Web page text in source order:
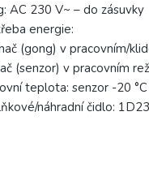
AC 230 V~ – do zásuvky
energie:
(gong) v pracovním/
(senzor) v pracovním
teplota: senzor -20
náhradní čidlo: